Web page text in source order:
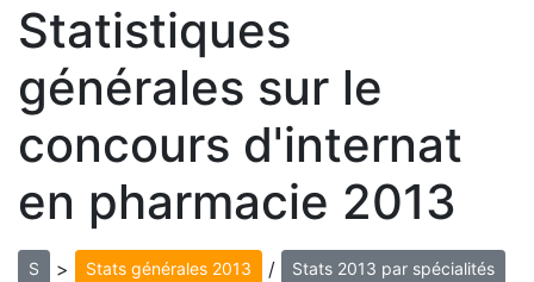
Statistiques
générales sur le
concours d'internat
en pharmacie 2013
S > Stats générales 2013 / Stats 2013 par spécialités